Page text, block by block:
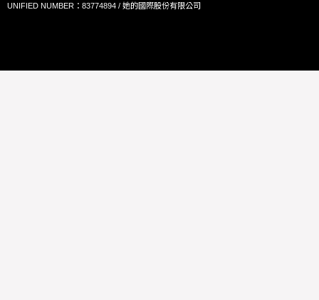
UNIFIED NUMBER：83774894 / 她的國際股份有限公司